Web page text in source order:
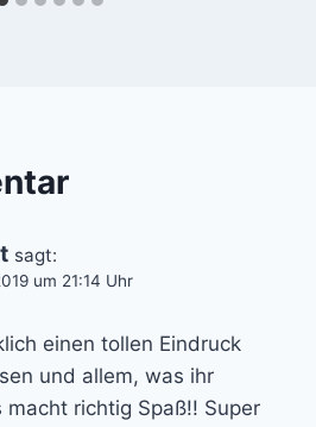
sagt:
um 21:14 Uhr
einen tollen Eindruck
und allem, was ihr
macht richtig Spaß!! Super